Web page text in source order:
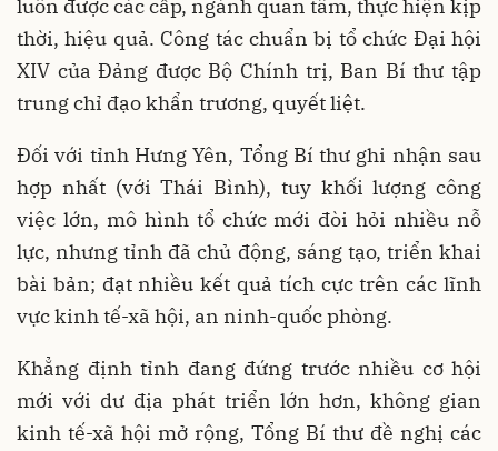
luôn được các cấp, ngành quan tâm, thực hiện kịp
thời, hiệu quả. Công tác chuẩn bị tổ chức Đại hội
XIV của Đảng được Bộ Chính trị, Ban Bí thư tập
trung chỉ đạo khẩn trương, quyết liệt.
Đối với tỉnh Hưng Yên, Tổng Bí thư ghi nhận sau
hợp nhất (với Thái Bình), tuy khối lượng công
việc lớn, mô hình tổ chức mới đòi hỏi nhiều nỗ
lực, nhưng tỉnh đã chủ động, sáng tạo, triển khai
bài bản; đạt nhiều kết quả tích cực trên các lĩnh
vực kinh tế-xã hội, an ninh-quốc phòng.
Khẳng định tỉnh đang đứng trước nhiều cơ hội
mới với dư địa phát triển lớn hơn, không gian
kinh tế-xã hội mở rộng, Tổng Bí thư đề nghị các